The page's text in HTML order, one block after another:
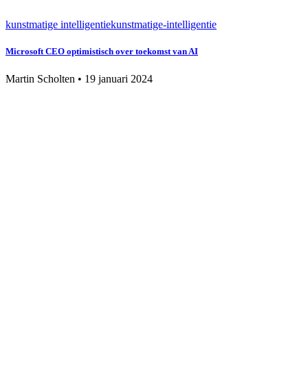
kunstmatige intelligentiekunstmatige-intelligentie
Microsoft CEO optimistisch over toekomst van AI
Martin Scholten • 19 januari 2024